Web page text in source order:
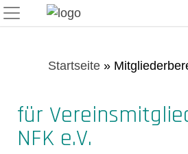
Skip
to
Startseite»
für
NFK e.V.